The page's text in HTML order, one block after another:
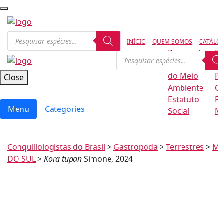
INÍCIO QUEM SOMOS
Regras de
Conservação
do Meio
Ambiente
Estatuto
Social
Close
Menu Categories
Conquiliologistas do Brasil > Gastropoda >Terrestres >
DO SUL>Kora tupanSimone, 2024